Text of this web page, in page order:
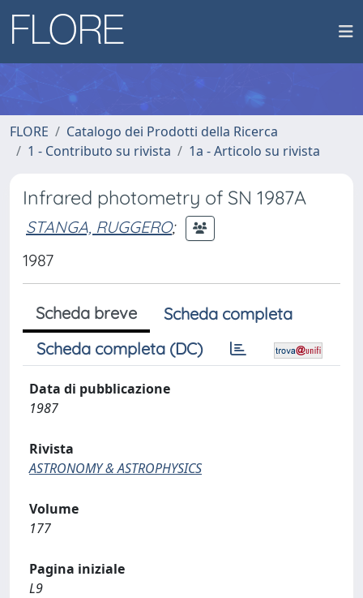
FLORE
Catalogo dei Prodotti della Ricerca
1 - Contributo su rivista
1a - Articolo su rivista
Infrared photometry of SN 1987A
STANGA, RUGGERO;
1987
Scheda breve
Scheda completa
Scheda completa (DC)
Data di pubblicazione
1987
Rivista
ASTRONOMY & ASTROPHYSICS
Volume
177
Pagina iniziale
L9